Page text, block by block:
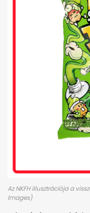
Az NKFH illusztrációja a
Images)